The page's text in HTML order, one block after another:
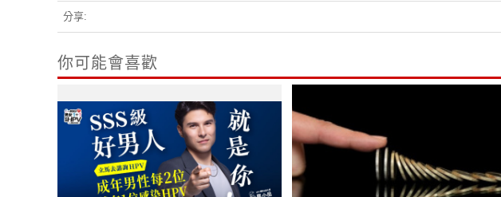
分享:
你可能會喜歡